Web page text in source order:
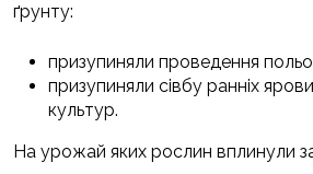
ґрунту:
призупиняли проведення
призупиняли сівбу ранніх
культур.
На урожай яких рослин вплинули